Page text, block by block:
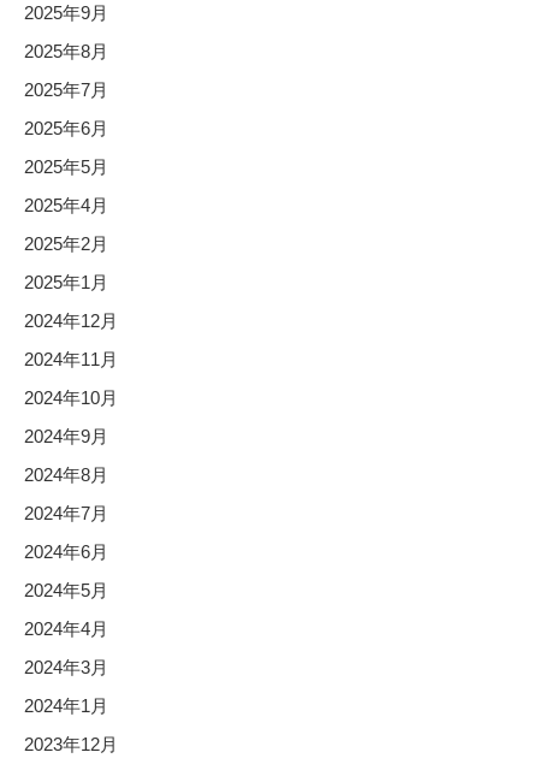
2025年9月
2025年8月
2025年7月
2025年6月
2025年5月
2025年4月
2025年2月
2025年1月
2024年12月
2024年11月
2024年10月
2024年9月
2024年8月
2024年7月
2024年6月
2024年5月
2024年4月
2024年3月
2024年1月
2023年12月